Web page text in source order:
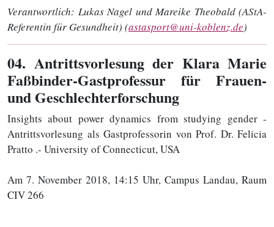
Verantwortlich: Lukas Nagel und Mareike Theobald (AStA-
Referentin für Gesundheit) (astasport@uni-koblenz.de)
04. Antrittsvorlesung der Klara Marie
Faßbinder-Gastprofessur für Frauen-
und Geschlechterforschung
Insights about power dynamics from studying gender -
Antrittsvorlesung als Gastprofessorin von Prof. Dr. Felicia
Pratto .- University of Connecticut, USA
Am 7. November 2018, 14:15 Uhr, Campus Landau, Raum
CIV 266